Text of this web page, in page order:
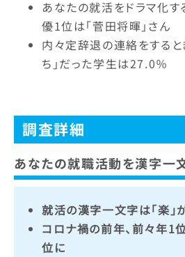
あなたの就活をドラマ化す
優1位は「菅田将暉」さん
内々定辞退の連絡をすると
ち」だった学生は27.0％
調査詳細
あなたの就職活動を漢字一
就活の漢字一文字は「楽」
コロナ禍の前年、前々年1
位に